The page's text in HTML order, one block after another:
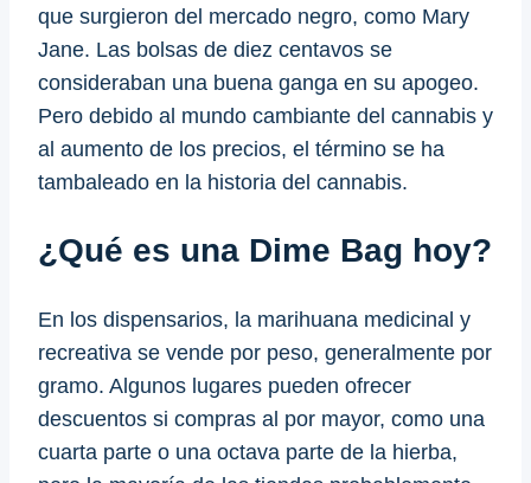
que surgieron del mercado negro, como Mary
Jane. Las bolsas de diez centavos se
consideraban una buena ganga en su apogeo.
Pero debido al mundo cambiante del cannabis y
al aumento de los precios, el término se ha
tambaleado en la historia del cannabis.
¿Qué es una Dime Bag hoy?
En los dispensarios, la marihuana medicinal y
recreativa se vende por peso, generalmente por
gramo. Algunos lugares pueden ofrecer
descuentos si compras al por mayor, como una
cuarta parte o una octava parte de la hierba,